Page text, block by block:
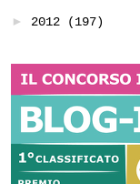
► 2012 (197)